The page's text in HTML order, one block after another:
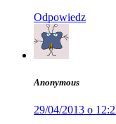
Odpowiedz
Anonymous
29/04/2013 o